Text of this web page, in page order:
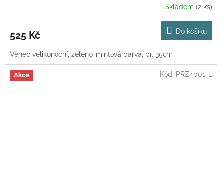
Skladem (2 ks)
525 Kč Do košíku
Věnec velikonoční, zeleno-mintová barva, pr. 35cm
Akce Kód: PRZ4001-L